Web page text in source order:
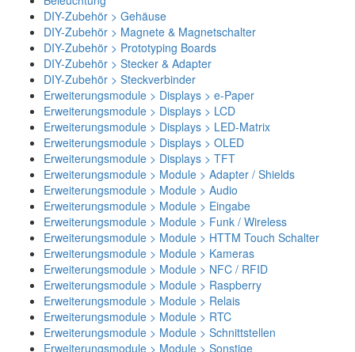
DIY-Zubehör > Gehäuse
DIY-Zubehör > Magnete & Magnetschalter
DIY-Zubehör > Prototyping Boards
DIY-Zubehör > Stecker & Adapter
DIY-Zubehör > Steckverbinder
Erweiterungsmodule > Displays > e-Paper
Erweiterungsmodule > Displays > LCD
Erweiterungsmodule > Displays > LED-Matrix
Erweiterungsmodule > Displays > OLED
Erweiterungsmodule > Displays > TFT
Erweiterungsmodule > Module > Adapter / Shields
Erweiterungsmodule > Module > Audio
Erweiterungsmodule > Module > Eingabe
Erweiterungsmodule > Module > Funk / Wireless
Erweiterungsmodule > Module > HTTM Touch Schalter
Erweiterungsmodule > Module > Kameras
Erweiterungsmodule > Module > NFC / RFID
Erweiterungsmodule > Module > Raspberry
Erweiterungsmodule > Module > Relais
Erweiterungsmodule > Module > RTC
Erweiterungsmodule > Module > Schnittstellen
Erweiterungsmodule > Module > Sonstige